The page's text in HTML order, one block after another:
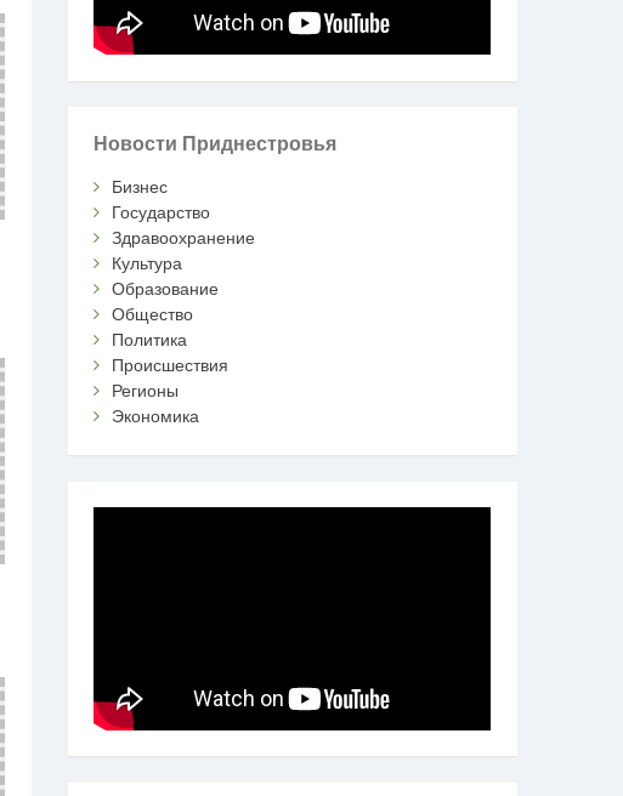
Новости Приднестровья
Бизнес
Государство
Здравоохранение
Культура
Образование
Общество
Политика
Происшествия
Регионы
Экономика